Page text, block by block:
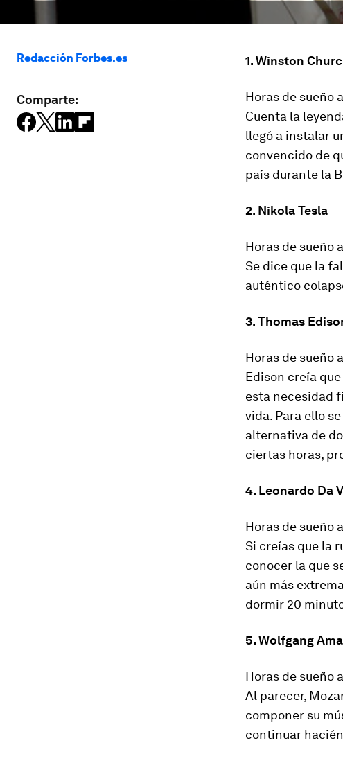
Redacción Forbes.es
Comparte:
1. Winston
Horas de sueño
Cuenta la
llegó a instalar
convencido de
país durante la
2. Nikola Tesla
Horas de sueño
Se dice que la
auténtico
3. Thomas
Horas de sueño
Edison creía
esta necesidad
vida. Para ello
alternativa de
ciertas horas,
4. Leonardo Da
Horas de sueño
Si creías que la
conocer la que
aún más
dormir 20
5. Wolfgang
Horas de sueño
Al parecer,
componer su
continuar